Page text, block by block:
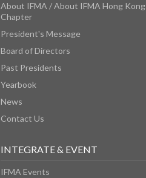
About IFMA / About IFMA Hong Kong
Chapter
President's Message
Board of Directors
Past Presidents
Yearbook
News
Contact Us
INTEGRATE & EVENT
IFMA Events